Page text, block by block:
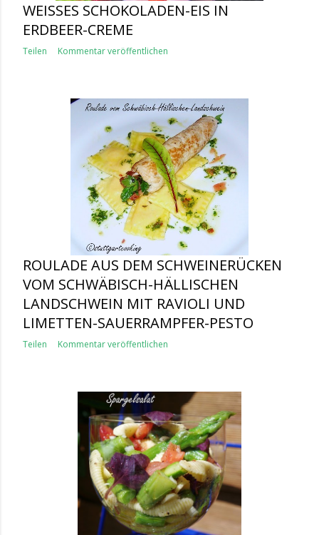
WEISSES SCHOKOLADEN-EIS IN E
RDBEER-CREME
Teilen Kommentar veröffentlichen
ROULADE AUS DEM SCHWEINERÜCKEN
VOM SCHWÄBISCH-HÄLLISCHEN
LANDSCHWEIN MIT RAVIOLI UND
LIMETTEN-SAUERRAMPFER-PESTO
Teilen Kommentar veröffentlichen